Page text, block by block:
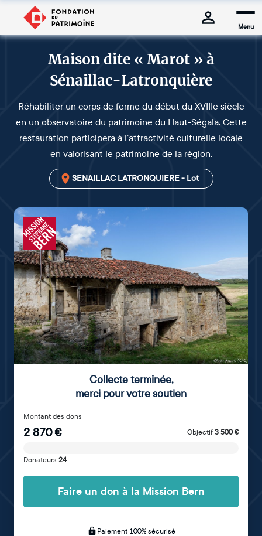
Menu
Maison dite « Marot » à
Sénaillac-Latronquière
Réhabiliter un corps de ferme du début du XVIIIe siècle
en un observatoire du patrimoine du Haut-Ségala. Cette
restauration participera à l’attractivité culturelle locale
en valorisant le patrimoine de la région.
SENAILLAC LATRONQUIERE - Lot
Collecte terminée,
merci pour votre soutien
Montant des dons
2 870€ Objectif 3 500€
Donateurs 24
Faire un don à la Mission Bern
Paiement 100% sécurisé